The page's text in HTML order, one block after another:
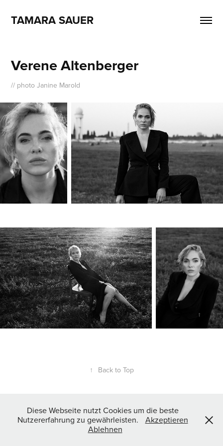
TAMARA SAUER
Verene Altenberger
// photo Janine Marold
↑ Back to Top
Diese Webseite nutzt Cookies um die beste
Nutzererfahrung zu gewährleisten.
Akzeptieren
Ablehnen